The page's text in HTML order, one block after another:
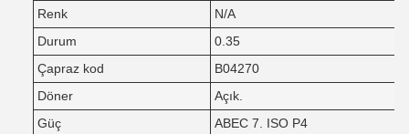
Renk
N/A
Durum
0.35
Çapraz kod
B04270
Döner
Açık.
Güç
ABEC 7. ISO P4